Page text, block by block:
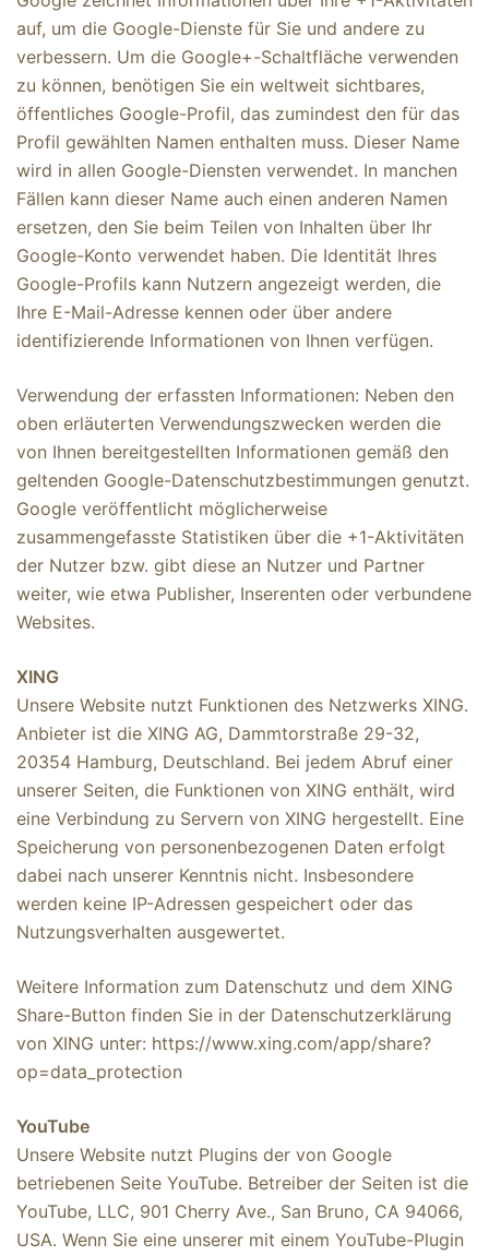
auf, um die Google-Dienste für Sie und andere zu
verbessern. Um die Google+-Schaltfläche verwenden
zu können, benötigen Sie ein weltweit sichtbares,
öffentliches Google-Profil, das zumindest den für das
Profil gewählten Namen enthalten muss. Dieser Name
wird in allen Google-Diensten verwendet. In manchen
Fällen kann dieser Name auch einen anderen Namen
ersetzen, den Sie beim Teilen von Inhalten über Ihr
Google-Konto verwendet haben. Die Identität Ihres
Google-Profils kann Nutzern angezeigt werden, die
Ihre E-Mail-Adresse kennen oder über andere
identifizierende Informationen von Ihnen verfügen.
Verwendung der erfassten Informationen: Neben den
oben erläuterten Verwendungszwecken werden die
von Ihnen bereitgestellten Informationen gemäß den
geltenden Google-Datenschutzbestimmungen genutzt.
Google veröffentlicht möglicherweise
zusammengefasste Statistiken über die +1-Aktivitäten
der Nutzer bzw. gibt diese an Nutzer und Partner
weiter, wie etwa Publisher, Inserenten oder verbundene
Websites.
XING
Unsere Website nutzt Funktionen des Netzwerks XING.
Anbieter ist die XING AG, Dammtorstraße 29-32,
20354 Hamburg, Deutschland. Bei jedem Abruf einer
unserer Seiten, die Funktionen von XING enthält, wird
eine Verbindung zu Servern von XING hergestellt. Eine
Speicherung von personenbezogenen Daten erfolgt
dabei nach unserer Kenntnis nicht. Insbesondere
werden keine IP-Adressen gespeichert oder das
Nutzungsverhalten ausgewertet.
Weitere Information zum Datenschutz und dem XING
Share-Button finden Sie in der Datenschutzerklärung
von XING unter: https://www.xing.com/app/share?
op=data_protection
YouTube
Unsere Website nutzt Plugins der von Google
betriebenen Seite YouTube. Betreiber der Seiten ist die
YouTube, LLC, 901 Cherry Ave., San Bruno, CA 94066,
USA. Wenn Sie eine unserer mit einem YouTube-Plugin